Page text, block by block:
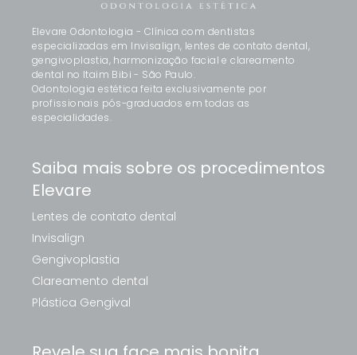
Elevare Odontologia - Clínica com dentistas
especializadas em Invisalign, lentes de contato dental,
gengivoplastia, harmonização facial e clareamento
dental no Itaim Bibi - São Paulo.
Odontologia estética feita exclusivamente por
profissionais pós-graduados em todas as
especialidades.
Saiba mais sobre os procedimentos
Elevare
Lentes de contato dental
Invisalign
Gengivoplastia
Clareamento dental
Plástica Gengival